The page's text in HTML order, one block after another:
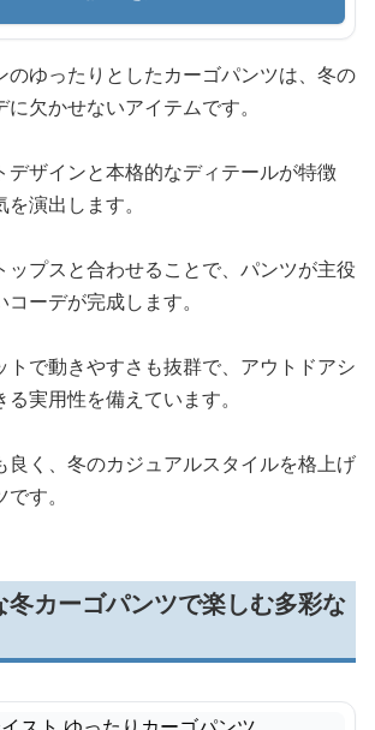
のゆったりとしたカーゴパンツは、冬の
欠かせないアイテムです。
デザインと本格的なディテールが特徴
演出します。
ップスと合わせることで、パンツが主役
ーデが完成します。
トで動きやすさも抜群で、アウトドアシ
実用性を備えています。
良く、冬のカジュアルスタイルを格上げ
す。
冬カーゴパンツで楽しむ多彩な